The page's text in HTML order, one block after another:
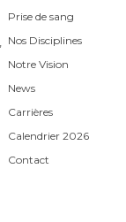
Prise de sang
Nos Disciplines
Notre Vision
News
Carrières
Calendrier 2026
Contact